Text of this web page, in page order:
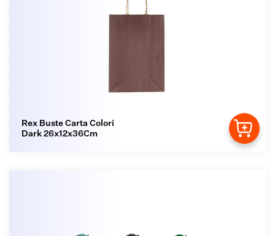
Rex Buste Carta Colori
Dark 26x12x36Cm